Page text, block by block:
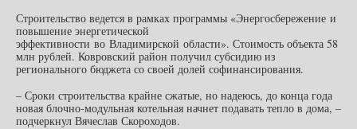
Строительство ведется в рамках программы «Энергосбережение и
повышение энергетической
эффективности во Владимирской области». Стоимость объекта 58
млн рублей. Ковровский район получил субсидию из
регионального бюджета со своей долей софинансирования.
– Сроки строительства крайне сжатые, но надеюсь, до конца года
новая блочно-модульная котельная начнет подавать тепло в дома, –
подчеркнул Вячеслав Скороходов.